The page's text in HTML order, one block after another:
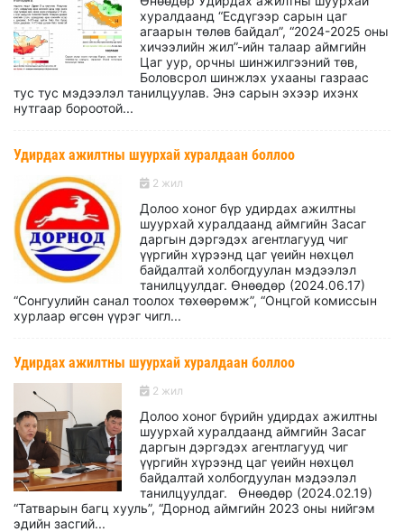
хуралдаанд “Есдүгээр сарын цаг
агаарын төлөв байдал”, “2024-2025 оны
хичээлийн жил”-ийн талаар аймгийн
Цаг уур, орчны шинжилгээний төв,
Боловсрол шинжлэх ухааны газраас
тус тус мэдээлэл танилцуулав. Энэ сарын эхээр ихэнх
нутгаар бороотой...
Удирдах ажилтны шуурхай хуралдаан боллоо
2 жил
Долоо хоног бүр удирдах ажилтны
шуурхай хуралдаанд аймгийн Засаг
даргын дэргэдэх агентлагууд чиг
үүргийн хүрээнд цаг үеийн нөхцөл
байдалтай холбогдуулан мэдээлэл
танилцуулдаг. Өнөөдөр (2024.06.17)
“Сонгуулийн санал тоолох төхөөрөмж”, “Онцгой комиссын
хурлаар өгсөн үүрэг чигл...
Удирдах ажилтны шуурхай хуралдаан боллоо
2 жил
Долоо хоног бүрийн удирдах ажилтны
шуурхай хуралдаанд аймгийн Засаг
даргын дэргэдэх агентлагууд чиг
үүргийн хүрээнд цаг үеийн нөхцөл
байдалтай холбогдуулан мэдээлэл
танилцуулдаг. Өнөөдөр (2024.02.19)
“Татварын багц хууль”, “Дорнод аймгийн 2023 оны нийгэм
эдийн засгий...